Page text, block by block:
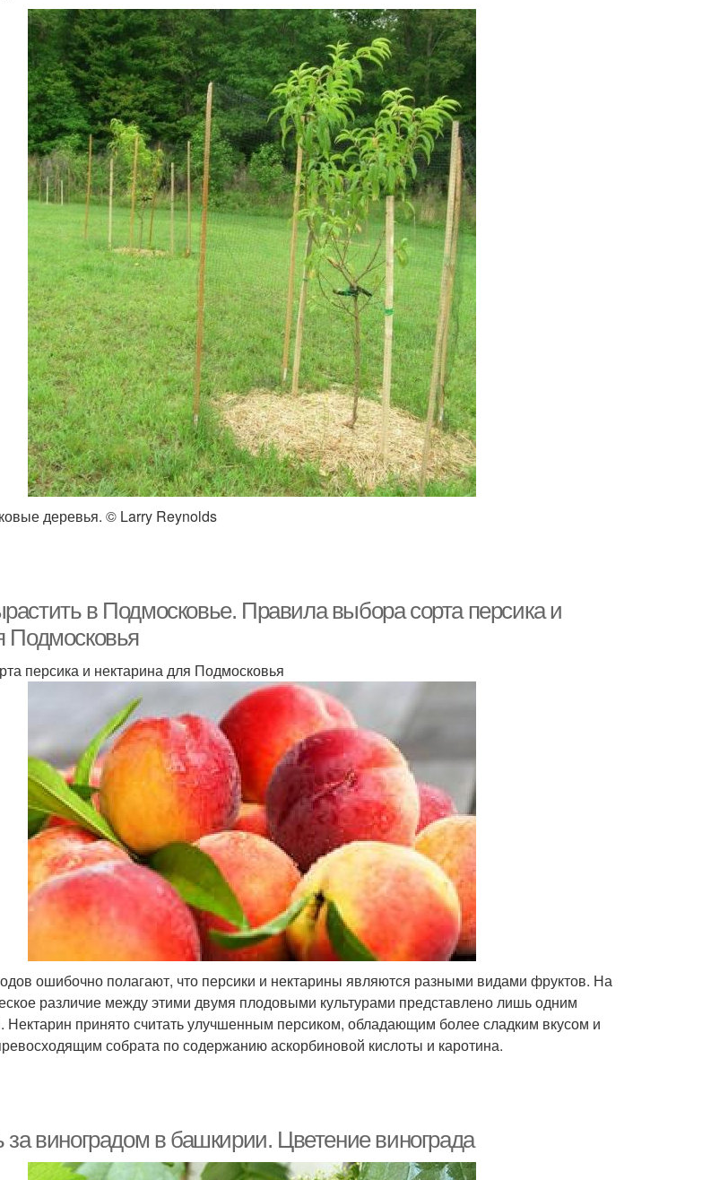
деревья. © Larry Reynolds
в Подмосковье. Правила выбора сорта персика и
Подмосковья
персика и нектарина для Подмосковья
ошибочно полагают, что персики и нектарины являются разными видами фруктов. На
различие между этими двумя плодовыми культурами представлено лишь одним
Нектарин принято считать улучшенным персиком, обладающим более сладким вкусом и
собрата по содержанию аскорбиновой кислоты и каротина.
за виноградом в башкирии. Цветение винограда